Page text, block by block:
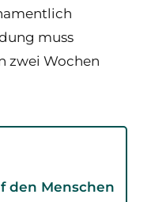
muss
zwei Wochen
den Menschen